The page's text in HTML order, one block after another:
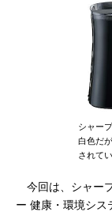
シャー
白色だ
されて
今回は、シャー
ー 健康・環境シス